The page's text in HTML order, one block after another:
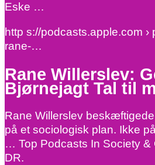
Eske …
http s://podcasts.apple.com ›
rane-…
Rane Willerslev:
Bjørnejagt Tal til
Rane Willerslev
på et sociologisk plan. Ikke
… Top Podcasts In Society
DR.